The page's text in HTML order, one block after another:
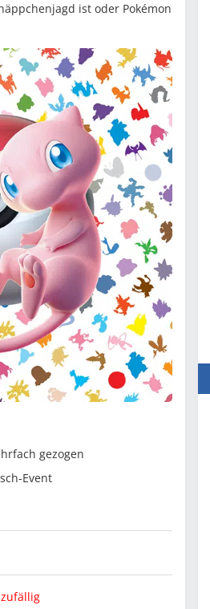
ist oder Pokémon
gezogen
Event